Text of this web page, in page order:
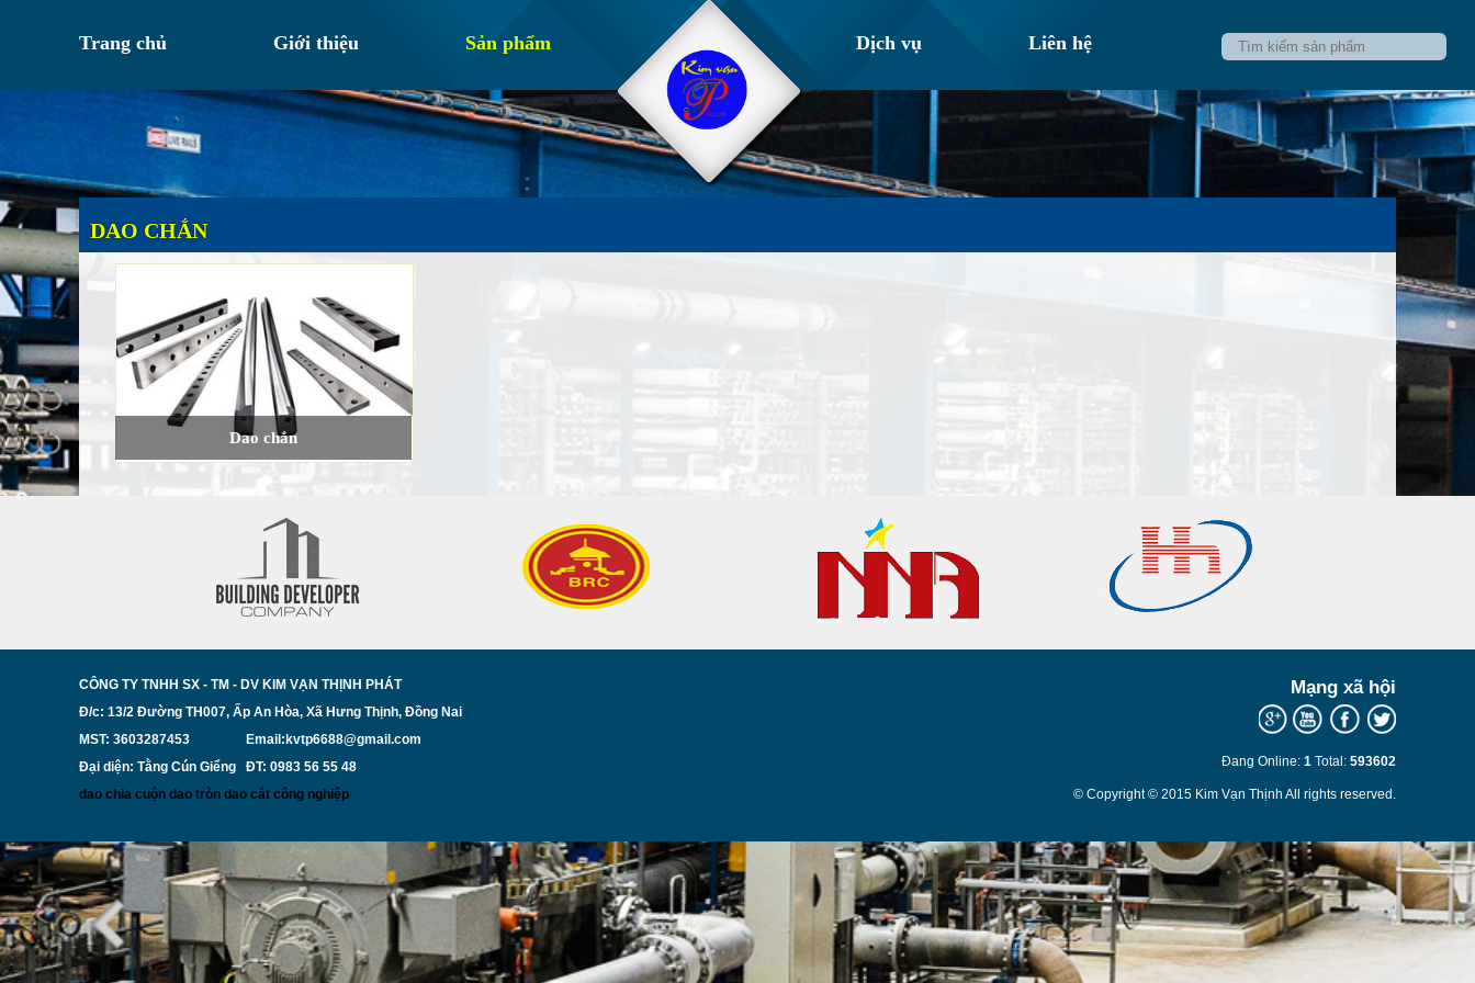
Trang chủ Giới thiệu Sản phẩm Dịch vụ Liên hệ
DAO CHẮN
Dao chắn
CÔNG TY TNHH SX - TM - DV KIM VẠN THỊNH PHÁT
Đ/c: 13/2 Đường TH007, Ấp An Hòa, Xã Hưng Thịnh, Đồng Nai
MST: 3603287453
Email:kvtp6688@gmail.com
Đại diện: Tằng Cún Giểng ĐT: 0983 56 55 48
dao chia cuộn dao tròn dao cắt công nghiệp
Mạng xã hội
Đang Online: 1 Total: 593602
© Copyright © 2015 Kim Vạn Thịnh All rights reserved.